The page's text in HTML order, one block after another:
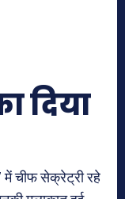
दिया
चीफ सेक्रेट्री रहे